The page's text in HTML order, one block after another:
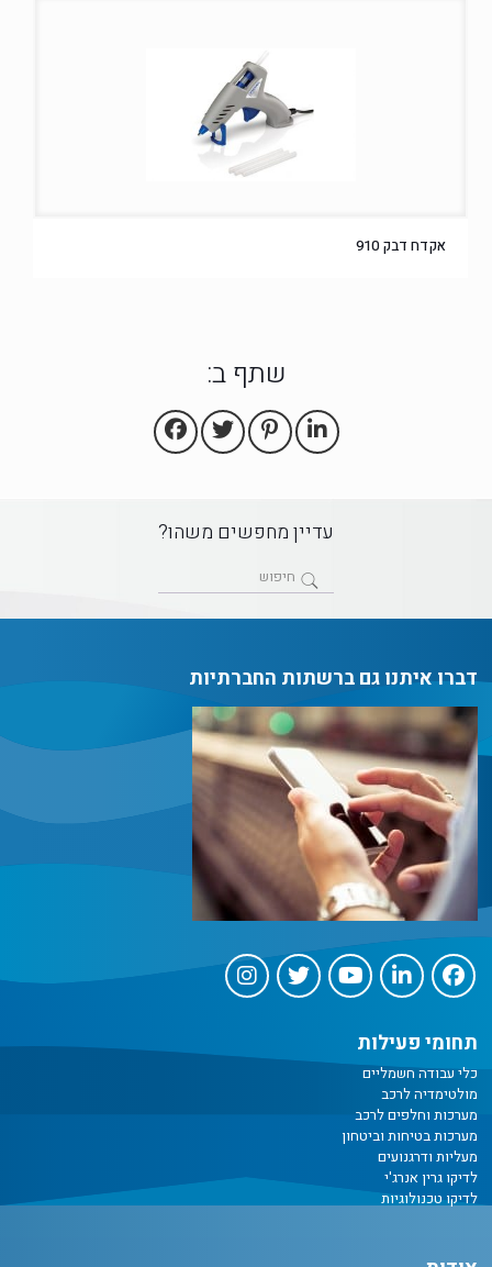
אקדח דבק 910
שתף ב:
עדיין מחפשים משהו?
דברו איתנו גם ברשתות החברתיות
תחומי פעילות
כלי עבודה חשמליים
מולטימדיה לרכב
מערכות וחלפים לרכב
מערכות בטיחות וביטחון
מעליות ודרגנועים
לדיקו גרין אנרג'י
לדיקו טכנולוגיות